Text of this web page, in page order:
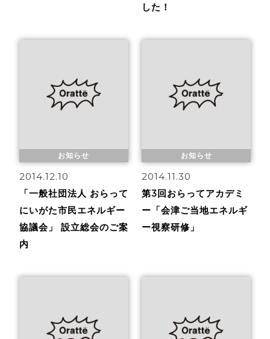
した！
お知らせ
2014.12.10
「一般社団法人 おらって
にいがた市民エネルギー
協議会」 設立総会のご案
内
お知らせ
2014.11.30
第3回おらってアカデミ
ー「会津ご当地エネルギ
ー視察研修」